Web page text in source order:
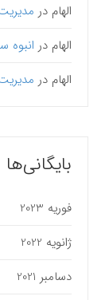
الهام در
الهام در
الهام در
بایگانی‌ها
فوریه 2023
ژانویه 2022
دسامبر 2021